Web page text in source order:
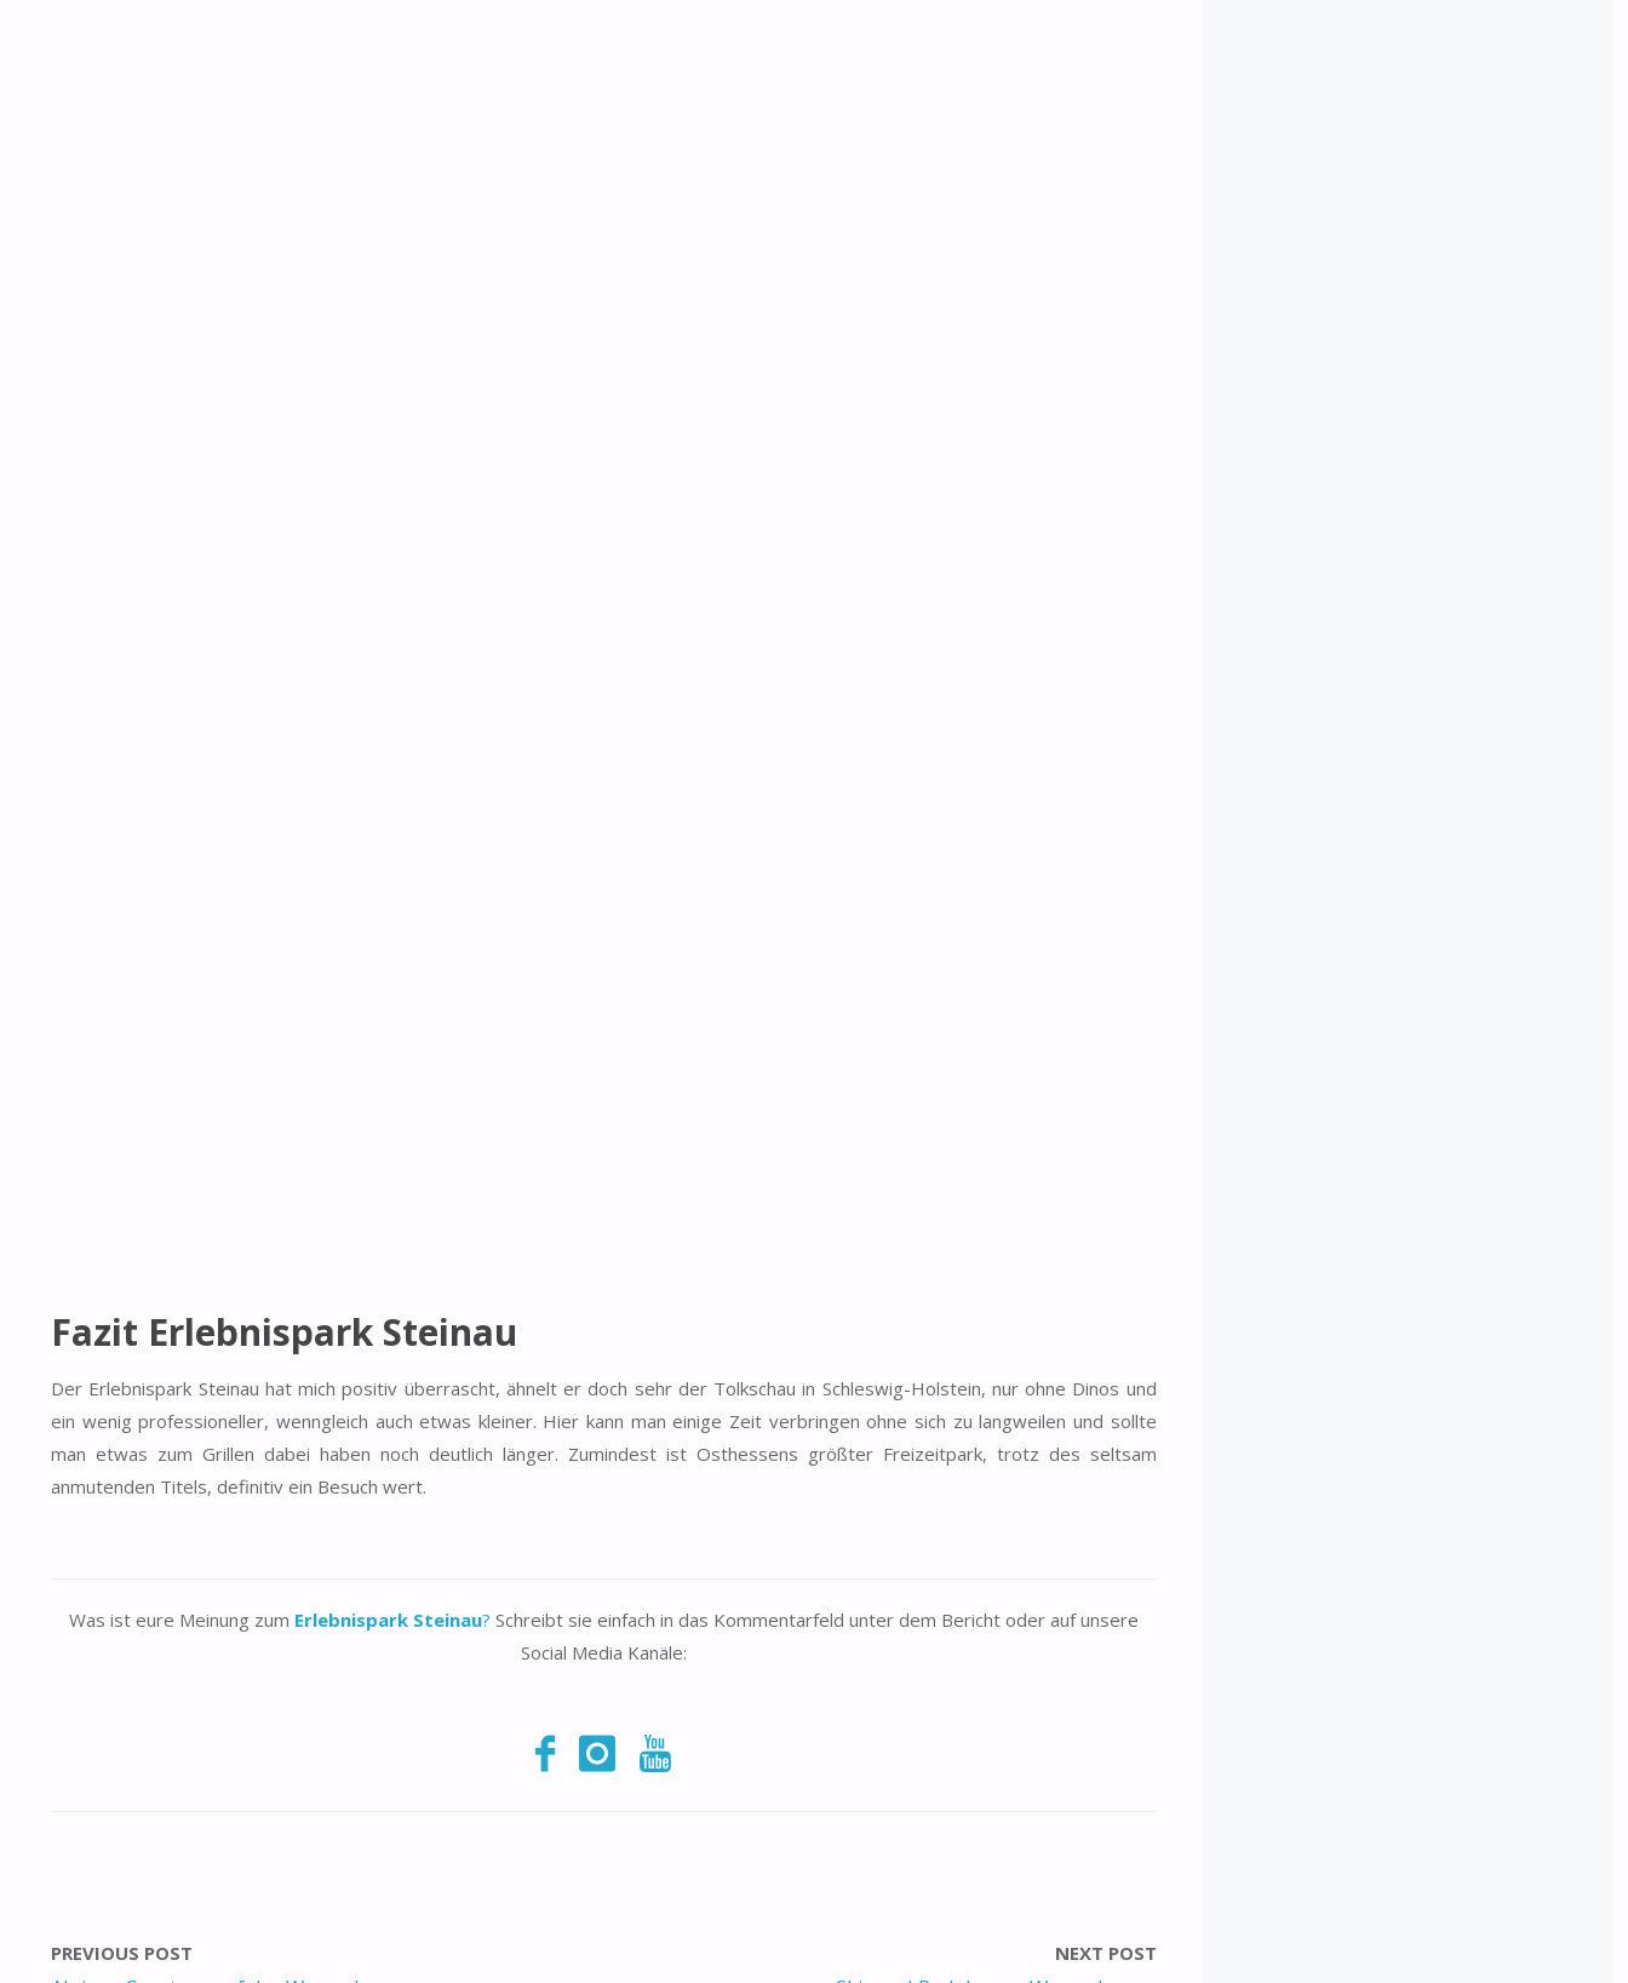
Fazit Erlebnispark Steinau
Der Erlebnispark Steinau hat mich positiv überrascht, ähnelt er doch sehr der Tolkschau in Schleswig-Holstein, nur ohne Dinos und
ein wenig professioneller, wenngleich auch etwas kleiner. Hier kann man einige Zeit verbringen ohne sich zu langweilen und sollte
man etwas zum Grillen dabei haben noch deutlich länger. Zumindest ist Osthessens größter Freizeitpark, trotz des seltsam
anmutenden Titels, definitiv ein Besuch wert.
Was ist eure Meinung zum Erlebnispark Steinau? Schreibt sie einfach in das Kommentarfeld unter dem Bericht oder auf unsere
Social Media Kanäle:
PREVIOUS POST NEXT POST